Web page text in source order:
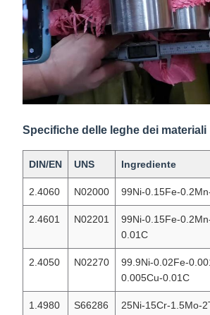
Specifiche delle leghe dei materiali
DIN/EN UNS Ingrediente
2.4060 N02000 99Ni-0.15Fe-
2.4601 N02201
99Ni-0.15Fe-
0.01C
2.4050 N02270
99.9Ni-0.02Fe-
0.005Cu-0.01C
1.4980 S66286 25Ni-15Cr-1.5Mo-